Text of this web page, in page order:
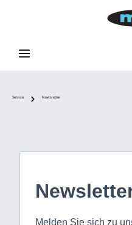
Zum Hauptinhalt springen
Service Newsletter
Melden Sie sich zu